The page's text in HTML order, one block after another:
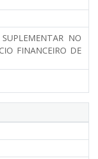
NO
FINANCEIRO DE